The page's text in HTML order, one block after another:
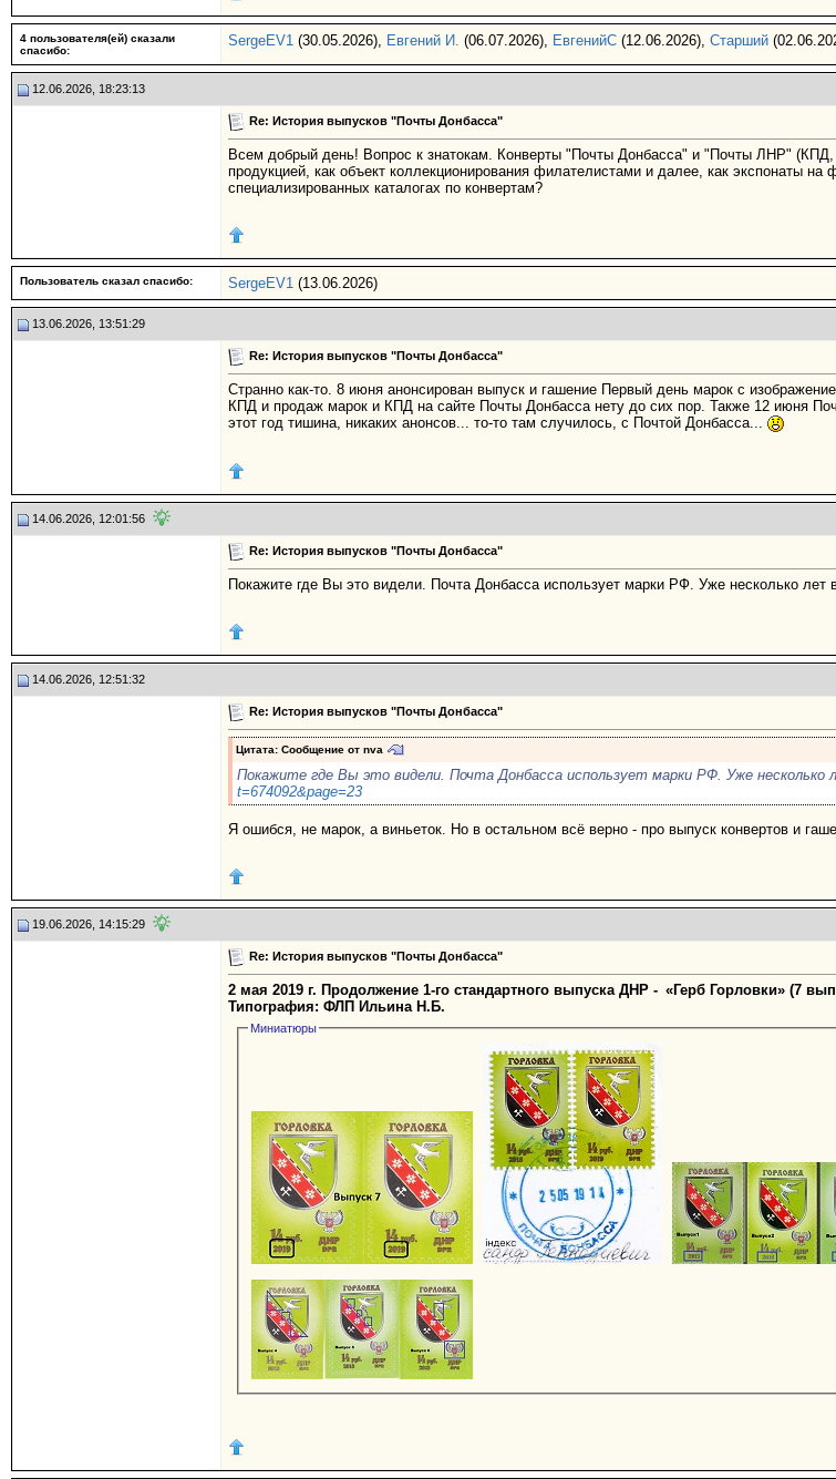
4 пользователя(ей) сказали
cпасибо:
SergeEV1 (30.05.2026), Евгений И. (06.07.2026), ЕвгенийС (12.06.2026), Старший
12.06.2026, 18:23:13
Re: История выпусков "Почты Донбасса"
Всем добрый день! Вопрос к знатокам. Конверты "Почты Донбасса" и "Почты ЛНР"
продукцией, как объект коллекционирования филателистами и далее, как экспонаты
специализированных каталогах по конвертам?
Пользователь сказал cпасибо: SergeEV1 (13.06.2026)
13.06.2026, 13:51:29
Re: История выпусков "Почты Донбасса"
Странно как-то. 8 июня анонсирован выпуск и гашение Первый день марок с
КПД и продаж марок и КПД на сайте Почты Донбасса нету до сих пор. Также 12 июня
этот год тишина, никаких анонсов... то-то там случилось, с Почтой Донбасса...
14.06.2026, 12:01:56
Re: История выпусков "Почты Донбасса"
Покажите где Вы это видели. Почта Донбасса использует марки РФ. Уже несколько лет
14.06.2026, 12:51:32
Re: История выпусков "Почты Донбасса"
Цитата: Сообщение от nva
Покажите где Вы это видели. Почта Донбасса использует марки РФ. Уже
t=674092&page=23
Я ошибся, не марок, а виньеток. Но в остальном всё верно - про выпуск конвертов и
19.06.2026, 14:15:29
Re: История выпусков "Почты Донбасса"
2 мая 2019 г. Продолжение 1-го стандартного выпуска ДНР - «Герб Горловки» (7
Типография: ФЛП Ильина Н.Б.
Миниатюры